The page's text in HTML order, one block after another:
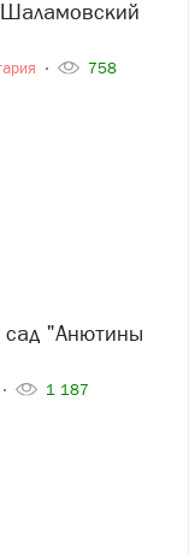
758
1 187